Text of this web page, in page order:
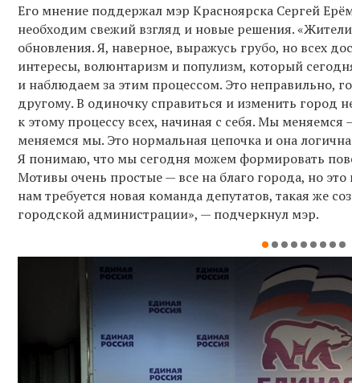
Его мнение поддержал мэр Красноярска Сергей
необходим свежий взгляд и новые решения.
обновления. Я, наверное, выражусь грубо, но всех
интересы, волюнтаризм и популизм, который
и наблюдаем за этим процессом. Это неправильно,
другому. В одиночку справиться и изменить
к этому процессу всех, начиная с себя. Мы
меняемся мы. Это нормальная цепочка и она
Я понимаю, что мы сегодня можем формировать
Мотивы очень простые — все на благо города, но
нам требуется новая команда депутатов, такая же
городской администрации», — подчеркнул мэр.